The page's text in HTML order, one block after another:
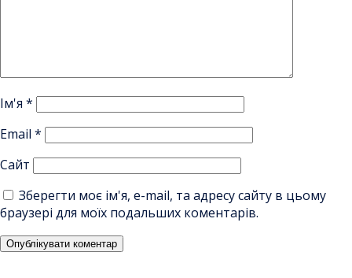
Ім'я *
Email *
Сайт
Зберегти моє ім'я, e-mail, та адресу сайту в цьому
браузері для моїх подальших коментарів.